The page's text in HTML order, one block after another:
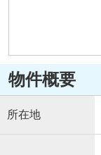
物件概要
所在地